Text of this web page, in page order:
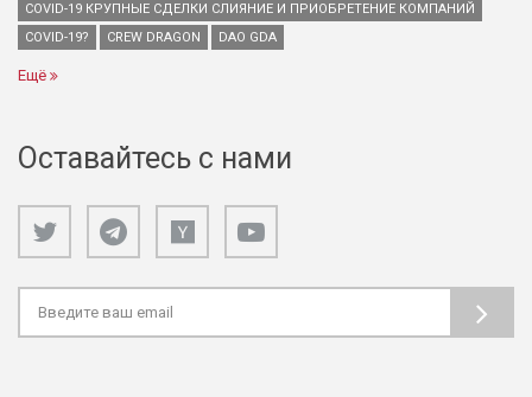
COVID-19 КРУПНЫЕ СДЕЛКИ СЛИЯНИЕ И ПРИОБРЕТЕНИЕ КОМПАНИЙ
COVID-19?
CREW DRAGON DAO GDA
Ещё
Оставайтесь с нами